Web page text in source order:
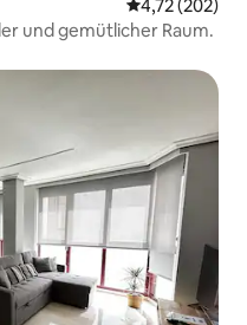
4,72 (202)
und gemütlicher Raum.